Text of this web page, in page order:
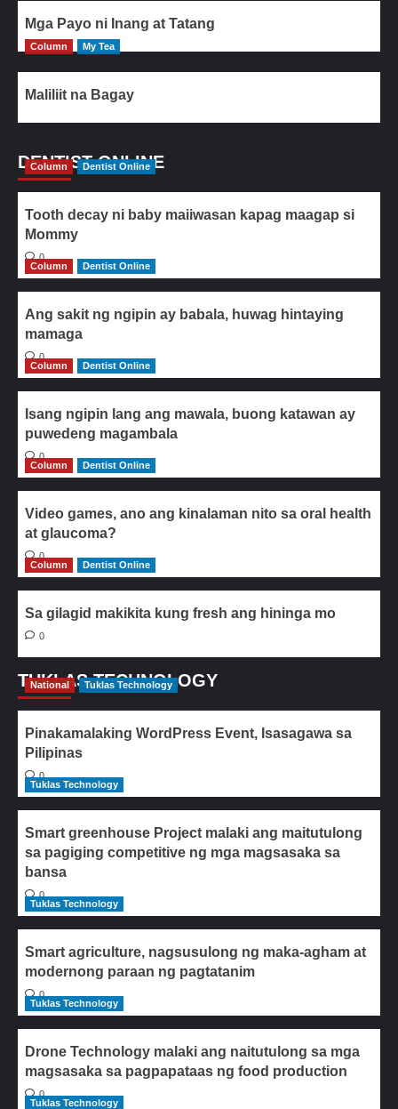
Mga Payo ni Inang at Tatang
Column My Tea
Maliliit na Bagay
DENTIST ONLINE
Column Dentist Online
Tooth decay ni baby maiiwasan kapag maagap si
Mommy
0
Column
Dentist Online
Ang sakit ng ngipin ay babala, huwag hintaying
mamaga
0
Column
Dentist Online
Isang ngipin lang ang mawala, buong katawan ay
puwedeng magambala
0
Column
Dentist Online
Video games, ano ang kinalaman nito sa oral health
at glaucoma?
0
Column
Dentist Online
Sa gilagid makikita kung fresh ang hininga mo
0
TUKLAS TECHNOLOGY
National Tuklas Technology
Pinakamalaking WordPress Event, Isasagawa sa
Pilipinas
0
Tuklas Technology
Smart greenhouse Project malaki ang maitutulong
sa pagiging competitive ng mga magsasaka sa
bansa
0
Tuklas Technology
Smart agriculture, nagsusulong ng maka-agham at
modernong paraan ng pagtatanim
0
Tuklas Technology
Drone Technology malaki ang naitutulong sa mga
magsasaka sa pagpapataas ng food production
0
Tuklas Technology